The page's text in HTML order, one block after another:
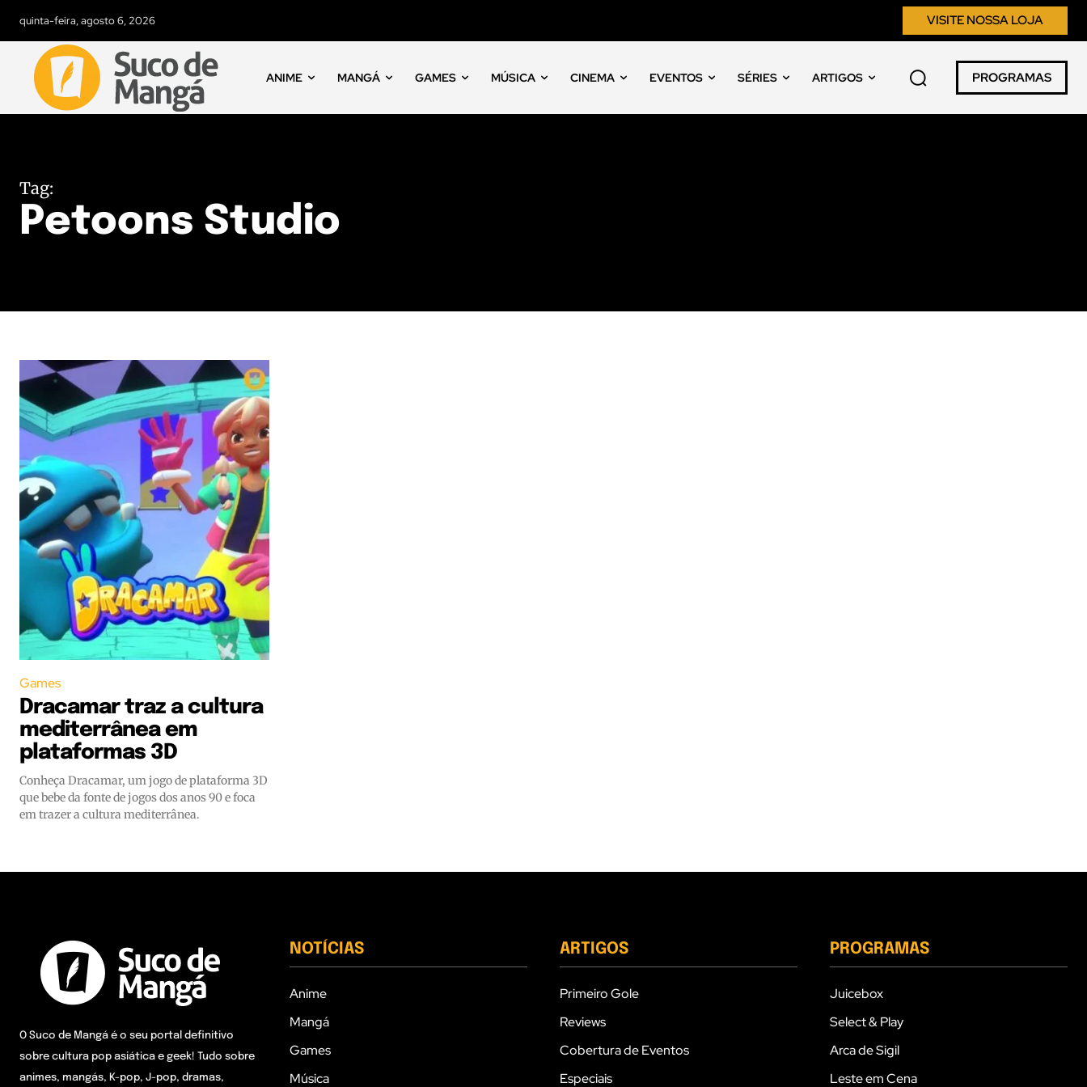
quinta-feira, agosto 6, 2026 VISITE NOSSA LOJA
ANIME MANGÁ GAMES MÚSICA CINEMA EVENTOS SÉRIES ARTIGOS PROGRAMAS
Tag:
Petoons Studio
Games
Dracamar traz a cultura
mediterrânea em
plataformas 3D
Conheça Dracamar, um jogo de plataforma 3D
que bebe da fonte de jogos dos anos 90 e foca
em trazer a cultura mediterrânea.
O Suco de Mangá é o seu portal definitivo
sobre cultura pop asiática e geek! Tudo sobre
animes, mangás, K-pop, J-pop, dramas,
NOTÍCIAS
Anime
Mangá
Games
Música
ARTIGOS
Primeiro Gole
Reviews
Cobertura de Eventos
Especiais
PROGRAMAS
Juicebox
Select & Play
Arca de Sigil
Leste em Cena